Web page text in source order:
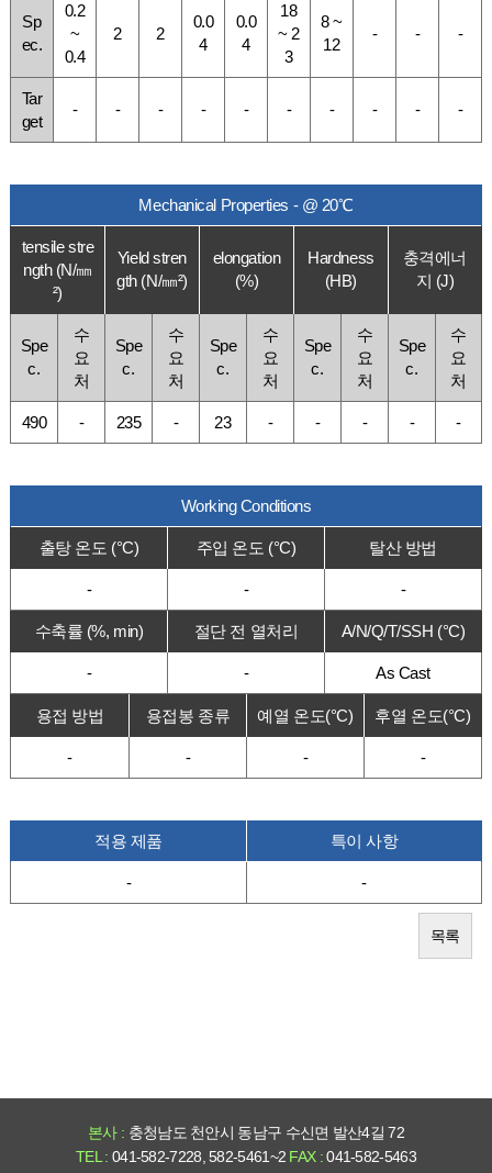
Sp
ec.
0.2
~
0.4
2 2
0.0
4
0.0
4
18
~ 2
3
8 ~
12
- - -
Tar
get
- - - - - - - - - -
Mechanical Properties - @ 20℃
tensile stre
ngth (N/㎜
²)
Yield stren
gth (N/㎜²)
elongation
(%)
Hardness
(HB)
충격에너
지 (J)
Spe
c.
수
요
처
Spe
c.
수
요
처
Spe
c.
수
요
처
Spe
c.
수
요
처
Spe
c.
수
요
처
490 - 235 - 23 - - - - -
Working Conditions
출탕 온도 (°C) 주입 온도 (°C) 탈산 방법
- - -
수축률 (%, min) 절단 전 열처리 A/N/Q/T/SSH (°C)
- - As Cast
용접 방법 용접봉 종류 예열 온도(°C) 후열 온도(°C)
- - - -
적용 제품 특이 사항
- -
목록
본사 : 충청남도 천안시 동남구 수신면 발산4길 72
TEL : 041-582-7228, 582-5461~2 FAX :041-582-5463